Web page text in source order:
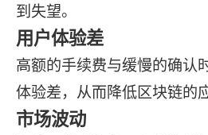
到失望。
用户体验差
高额的手续费与缓慢的确认
体验差，从而降低区块链的
市场波动